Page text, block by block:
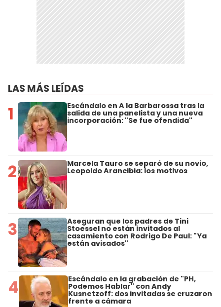
LAS MÁS LEÍDAS
1 Escándalo en A la Barbarossa tras la
salida de una panelista y una nueva
incorporación: "Se fue ofendida"
2 Marcela Tauro se separó de su novio,
Leopoldo Arancibia: los motivos
3 Aseguran que los padres de Tini
Stoessel no están invitados al
casamiento con Rodrigo De Paul: "Ya
están avisados"
4 Escándalo en la grabación de "PH,
Podemos Hablar" con Andy
Kusnetzoff: dos invitadas se cruzaron
frente a cámara